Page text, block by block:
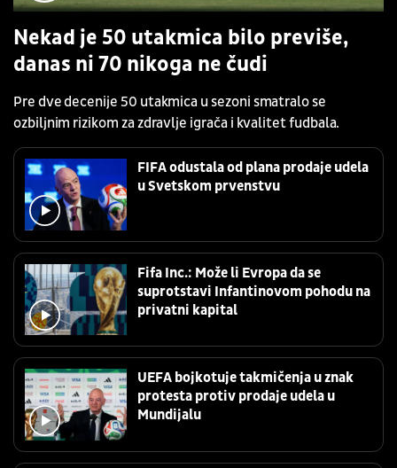
Nekad je 50 utakmica bilo previše,
danas ni 70 nikoga ne čudi
Pre dve decenije 50 utakmica u sezoni smatralo se
ozbiljnim rizikom za zdravlje igrača i kvalitet fudbala.
FIFA odustala od plana prodaje udela
u Svetskom prvenstvu
Fifa Inc.: Može li Evropa da se
suprotstavi Infantinovom pohodu na
privatni kapital
UEFA bojkotuje takmičenja u znak
protesta protiv prodaje udela u
Mundijalu